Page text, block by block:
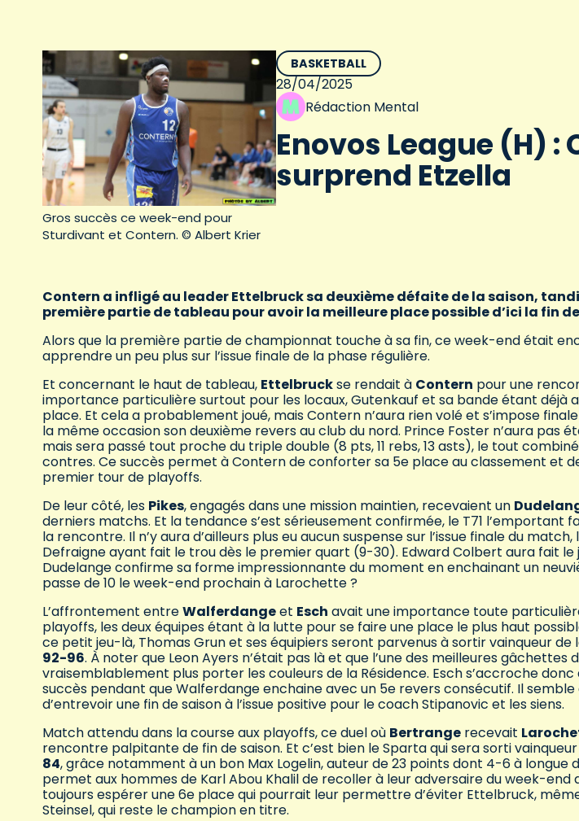
Gros succès ce week-end pour
Sturdivant et Contern. © Albert Krier
BASKETBALL
28/04/2025
Rédaction Mental
Enovos League (H) :
surprend Etzella
Contern a infligé au leader Ettelbruck sa deuxième défaite de la saison,
première partie de tableau pour avoir la meilleure place possible d’ici la fin
Alors que la première partie de championnat touche à sa fin, ce week-end était
apprendre un peu plus sur l’issue finale de la phase régulière.
Et concernant le haut de tableau, Ettelbruckse rendait à Contern pour une
importance particulière surtout pour les locaux, Gutenkauf et sa bande étant déjà
place. Et cela a probablement joué, mais Contern n’aura rien volé et s’impose
la même occasion son deuxième revers au club du nord. Prince Foster n’aura pas
mais sera passé tout proche du triple double (8 pts, 11 rebs, 13 asts), le tout
contres. Ce succès permet à Contern de conforter sa 5e place au classement et
premier tour de playoffs.
De leur côté, les Pikes, engagés dans une mission maintien, recevaient un
derniers matchs. Et la tendance s’est sérieusement confirmée, le T71 l’emportant
la rencontre. Il n’y aura d’ailleurs plus eu aucun suspense sur l’issue finale du match,
Defraigne ayant fait le trou dès le premier quart (9-30). Edward Colbert aura fait le
Dudelange confirme sa forme impressionnante du moment en enchainant un
passe de 10 le week-end prochain à Larochette ?
L’affrontement entreWalferdangeet Esch avait une importance toute
playoffs, les deux équipes étant à la lutte pour se faire une place le plus haut
ce petit jeu-là, Thomas Grun et ses équipiers seront parvenus à sortir vainqueur
92-96. À noter que Leon Ayers n’était pas là et que l’une des meilleures gâchettes
vraisemblablement plus porter les couleurs de la Résidence. Esch s’accroche
succès pendant que Walferdange enchaine avec un 5e revers consécutif. Il
d’entrevoir une fin de saison à l’issue positive pour le coach Stipanovic et les siens.
Match attendu dans la course aux playoffs, ce duel où Bertrange recevait
rencontre palpitante de fin de saison. Et c’est bien le Sparta qui sera sorti
84, grâce notamment à un bon Max Logelin, auteur de 23 points dont 4-6 à longue
permet aux hommes de Karl Abou Khalil de recoller à leur adversaire du week-end
toujours espérer une 6e place qui pourrait leur permettre d’éviter Ettelbruck,
Steinsel, qui reste le champion en titre.